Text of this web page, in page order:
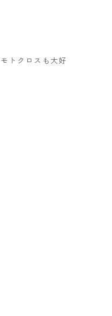
トクロスも大好